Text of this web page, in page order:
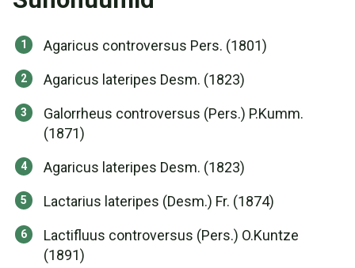
Agaricus controversus Pers. (1801)
Agaricus lateripes Desm. (1823)
Galorrheus controversus (Pers.) P.Kumm.
(1871)
Agaricus lateripes Desm. (1823)
Lactarius lateripes (Desm.) Fr. (1874)
Lactifluus controversus (Pers.) O.Kuntze
(1891)